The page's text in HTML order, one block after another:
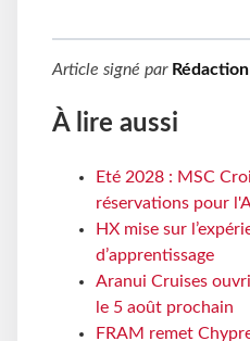
Article signé par Rédaction
À lire aussi
Eté 2028 : MSC
réservations pour
HX mise sur
d’apprentissage
Aranui Cruises
le 5 août prochain
FRAM remet